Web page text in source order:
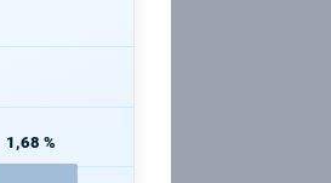
1,68 %